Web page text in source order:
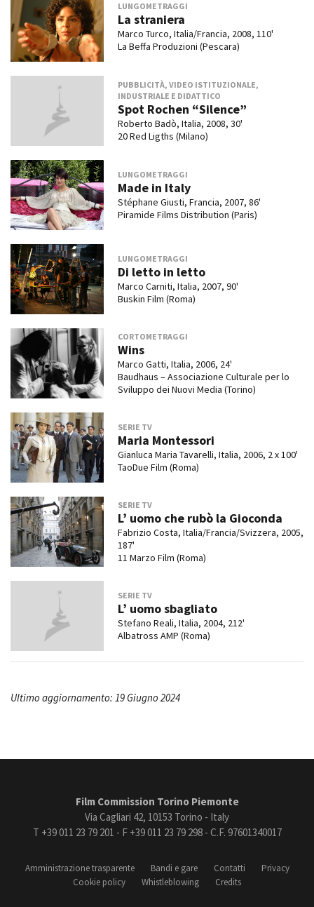
LUNGOMETRAGGI
La straniera
Marco Turco, Italia/Francia, 2008, 110'
La Beffa Produzioni (Pescara)
PUBBLICITÀ, VIDEO ISTITUZIONALE,
INDUSTRIALE E DIDATTICO
Spot Rochen “Silence”
Roberto Badò, Italia, 2008, 30'
20 Red Ligths (Milano)
LUNGOMETRAGGI
Made in Italy
Stéphane Giusti, Francia, 2007, 86'
Piramide Films Distribution (Paris)
LUNGOMETRAGGI
Di letto in letto
Marco Carniti, Italia, 2007, 90'
Buskin Film (Roma)
CORTOMETRAGGI
Wins
Marco Gatti, Italia, 2006, 24'
Baudhaus – Associazione Culturale per lo
Sviluppo dei Nuovi Media (Torino)
SERIE TV
Maria Montessori
Gianluca Maria Tavarelli, Italia, 2006, 2 x 100'
TaoDue Film (Roma)
SERIE TV
L’ uomo che rubò la Gioconda
Fabrizio Costa, Italia/Francia/Svizzera, 2005,
187'
11 Marzo Film (Roma)
SERIE TV
L’ uomo sbagliato
Stefano Reali, Italia, 2004, 212'
Albatross AMP (Roma)
Ultimo aggiornamento: 19 Giugno 2024
Film Commission Torino Piemonte
Via Cagliari 42, 10153 Torino - Italy
T +39 011 23 79 201 - F +39 011 23 79 298 - C.F. 97601340017
Amministrazione trasparente Bandi e gare Contatti
Privacy
Cookie policy
Whistleblowing Credits